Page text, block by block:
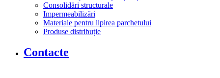
Consolidări structurale
Impermeabilizări
Materiale pentru lipirea parchetului
Produse distribuție
Contacte